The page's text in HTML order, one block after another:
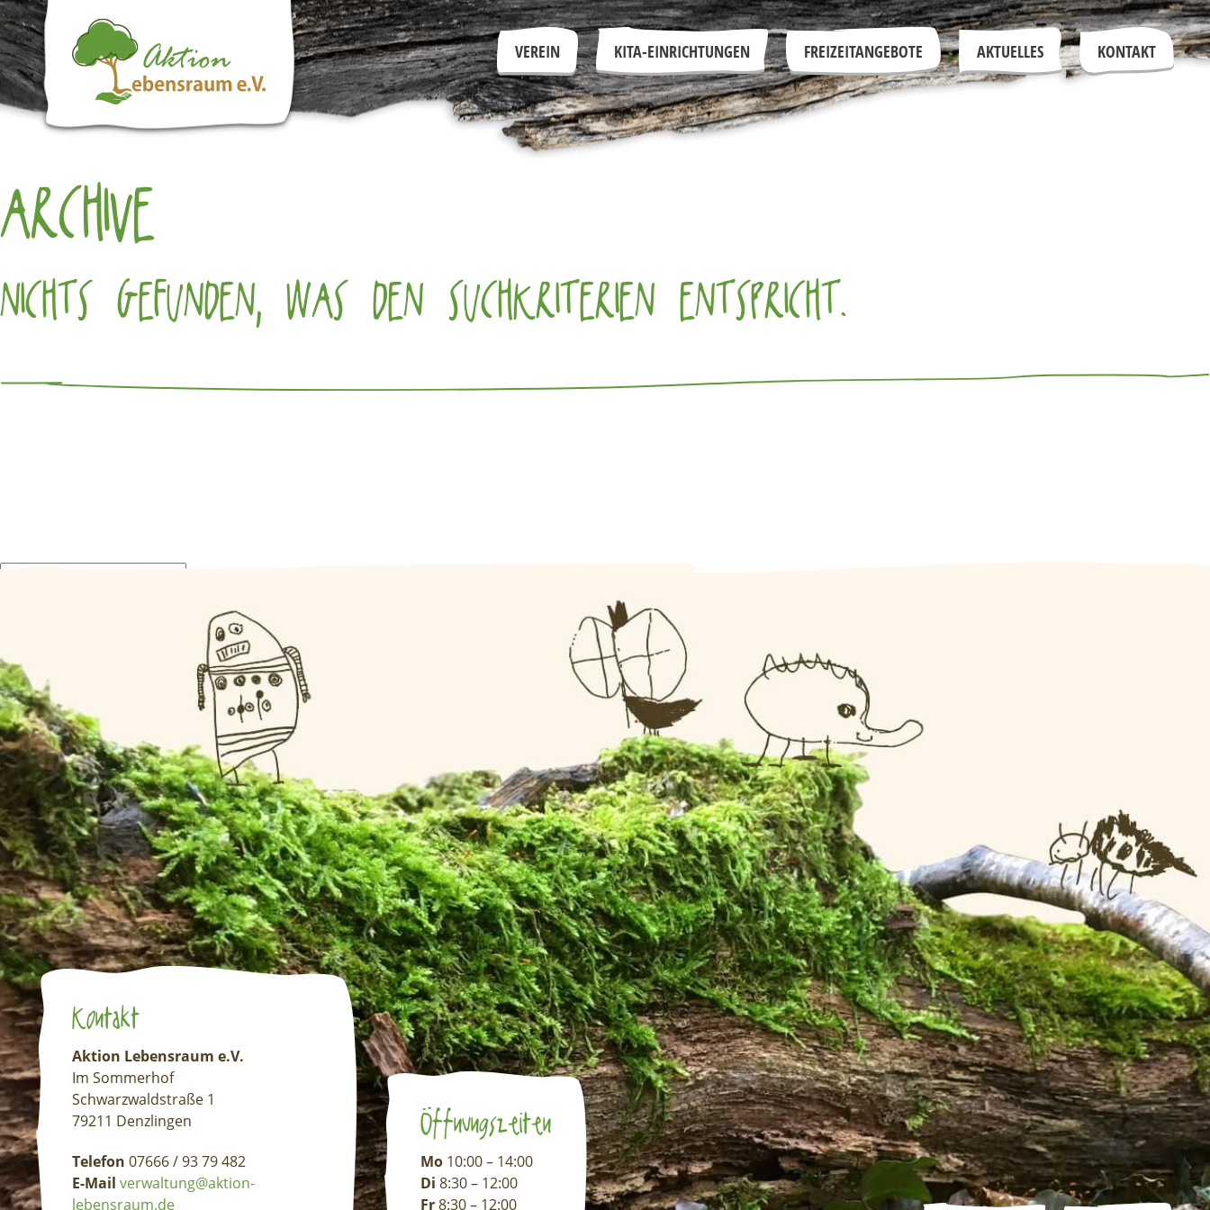
VEREIN KITA-EINRICHTUNGEN FREIZEITANGEBOTE AKTUELLES KONTAKT
ARCHIVE
NICHTS GEFUNDEN, WAS DEN SUCHKRITERIEN ENTSPRICHT.
Kontakt
Aktion Lebensraum e.V.
Im Sommerhof
Schwarzwaldstraße 1
79211 Denzlingen
Telefon 07666 / 93 79 482
E-Mail verwaltung@aktion-
lebensraum.de
Öffnungszeiten
Mo 10:00 – 14:00
Di 8:30 – 12:00
Fr8:30 – 12:00